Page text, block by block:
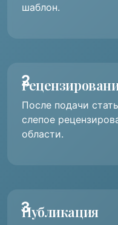
шаблон.
После подачи
слепое
области.
Публикация